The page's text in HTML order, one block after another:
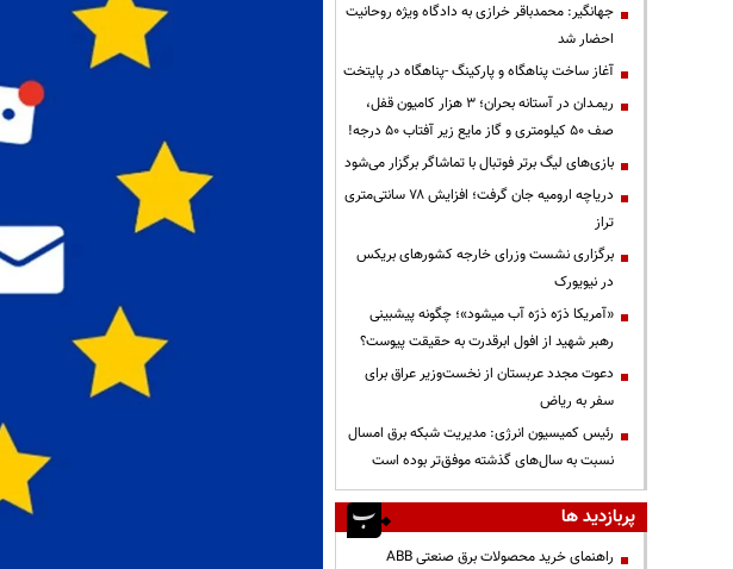
جهانگیر: محمدباقر خرازی به دادگاه ویژه روحانیت
احضار شد
آغاز ساخت پناهگاه و پارکینگ -پناهگاه در پایتخت
ریمـدان در آستانه بحران؛ ۳ هزار کامیون قفل،
صف ۵۰ کیلومتری و گاز مایع زیر آفتاب ۵۰ درجه!
بازی‌های لیگ برتر فوتبال با تماشاگر برگزار می‌شود
دریاچه ارومیه جان گرفت؛ افزایش ۷۸ سانتی‌متری
تراز
برگزاری نشست وزرای خارجه کشورهای بریکس
در نیویورک
«آمریکا ذرّه ذرّه آب میشود»؛ چگونه پیشبینی
رهبر شهید از افول ابرقدرت به حقیقت پیوست؟
دعوت مجدد عربستان از نخست‌وزیر عراق برای
سفر به ریاض
رئیس کمیسیون انرژی: مدیریت شبکه برق امسال
نسبت به سال‌های گذشته موفق‌تر بوده است
پربازدید ها
راهنمای خرید محصولات برق صنعتی ABB